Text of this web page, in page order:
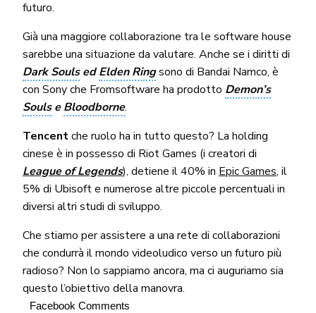
futuro.
Già una maggiore collaborazione tra le software house
sarebbe una situazione da valutare. Anche se i diritti di
Dark SoulsedElden Ringsono di Bandai Namco, è
con Sony che Fromsoftware ha prodotto Demon’s
SoulseBloodborne.
Tencentche ruolo ha in tutto questo? La holding
cinese è in possesso di Riot Games (i creatori di
League of Legends), detiene il 40% in Epic Games, il
5% di Ubisoft e numerose altre piccole percentuali in
diversi altri studi di sviluppo.
Che stiamo per assistere a una rete di collaborazioni
che condurrà il mondo videoludico verso un futuro più
radioso? Non lo sappiamo ancora, ma ci auguriamo sia
questo l’obiettivo della manovra.
Facebook Comments